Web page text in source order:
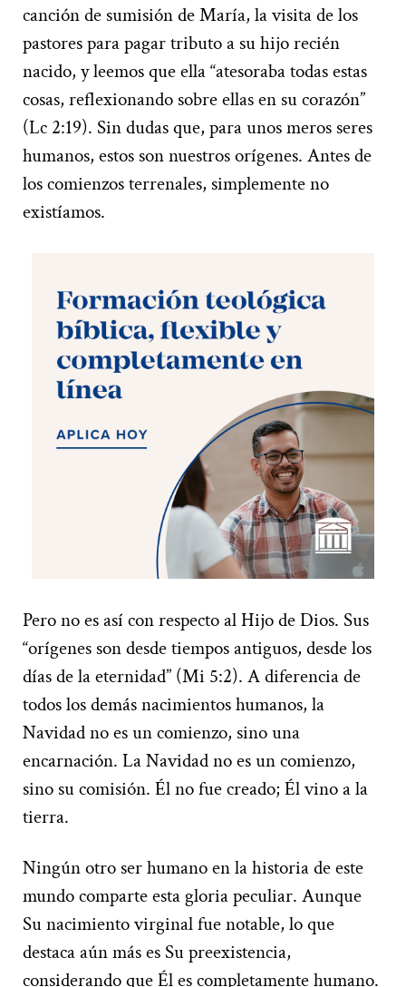
canción de sumisión de María, la visita de los
pastores para pagar tributo a su hijo recién
nacido, y leemos que ella “atesoraba todas estas
cosas, reflexionando sobre ellas en su corazón”
(Lc 2:19). Sin dudas que, para unos meros seres
humanos, estos son nuestros orígenes. Antes de
los comienzos terrenales, simplemente no
existíamos.
Pero no es así con respecto al Hijo de Dios. Sus
“orígenes son desde tiempos antiguos, desde los
días de la eternidad” (Mi 5:2). A diferencia de
todos los demás nacimientos humanos, la
Navidad no es un comienzo, sino una
encarnación. La Navidad no es un comienzo,
sino su comisión. Él no fue creado; Él vino a la
tierra.
Ningún otro ser humano en la historia de este
mundo comparte esta gloria peculiar. Aunque
Su nacimiento virginal fue notable, lo que
destaca aún más es Su preexistencia,
considerando que Él es completamente humano.